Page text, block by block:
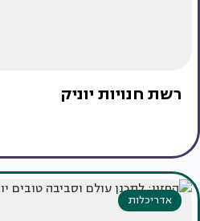
רשת חנויות יוניק
אדריכלות